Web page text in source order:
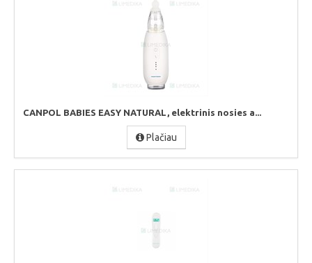
CANPOL BABIES EASY NATURAL, elektrinis nosies a...
Plačiau